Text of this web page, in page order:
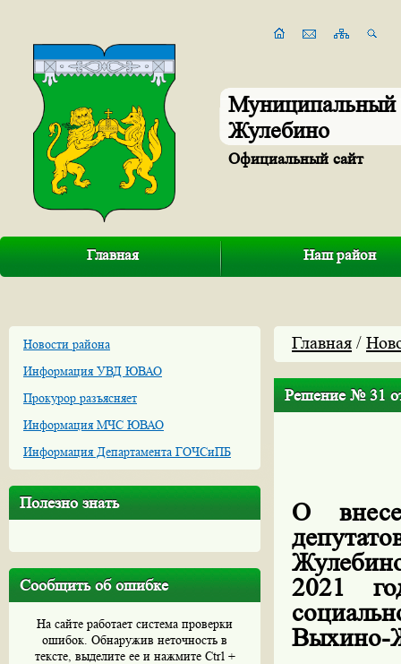
Муниципальный
Жулебино
Официальный сайт
Главная Наш район
Новости района
Информация УВД ЮВАО
Прокурор разъясняет
Информация МЧС ЮВАО
Информация Департамента ГОЧСиПБ
Полезно знать
Сообщить об ошибке
На сайте работает система проверки
ошибок. Обнаружив неточность в
тексте, выделите ее и нажмите Ctrl +
Главная /
Решение № 31
О
2021
Выхино-